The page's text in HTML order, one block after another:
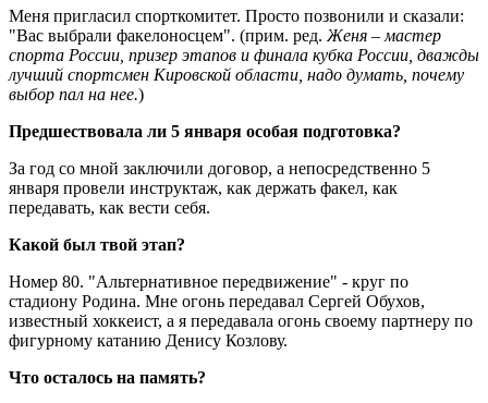
Меня пригласил спорткомитет. Просто позвонили и сказали:
"Вас выбрали факелоносцем". (прим. ред. Женя – мастер
спорта России, призер этапов и финала кубка России, дважды
лучший спортсмен Кировской области, надо думать, почему
выбор пал на нее.)
Предшествовала ли 5 января особая подготовка?
За год со мной заключили договор, а непосредственно 5
января провели инструктаж, как держать факел, как
передавать, как вести себя.
Какой был твой этап?
Номер 80. "Альтернативное передвижение" - круг по
стадиону Родина. Мне огонь передавал Сергей Обухов,
известный хоккеист, а я передавала огонь своему партнеру по
фигурному катанию Денису Козлову.
Что осталось на память?